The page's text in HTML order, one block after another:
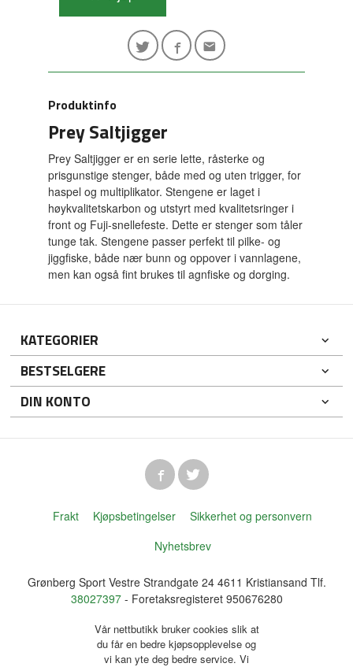
Produktinfo
Prey Saltjigger
Prey Saltjigger er en serie lette, råsterke og
prisgunstige stenger, både med og uten trigger, for
haspel og multiplikator. Stengene er laget i
høykvalitetskarbon og utstyrt med kvalitetsringer i
front og Fuji-snellefeste. Dette er stenger som tåler
tunge tak. Stengene passer perfekt til pilke- og
jiggfiske, både nær bunn og oppover i vannlagene,
men kan også fint brukes til agnfiske og dorging.
KATEGORIER
BESTSELGERE
DIN KONTO
Frakt Kjøpsbetingelser
Sikkerhet og personvern
Nyhetsbrev
Grønberg Sport Vestre Strandgate 24 4611 Kristiansand Tlf.
38027397- Foretaksregisteret 950676280
Vår nettbutikk bruker cookies slik at
du får en bedre kjøpsopplevelse og
vi kan yte deg bedre service. Vi